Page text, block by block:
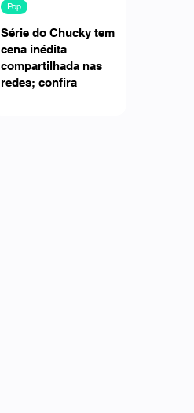
Série do Chucky tem
cena inédita
compartilhada nas
redes; confira
Pop